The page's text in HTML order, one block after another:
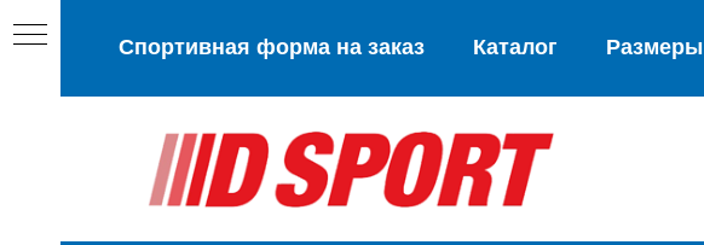
Спортивная форма на заказ Каталог Размеры